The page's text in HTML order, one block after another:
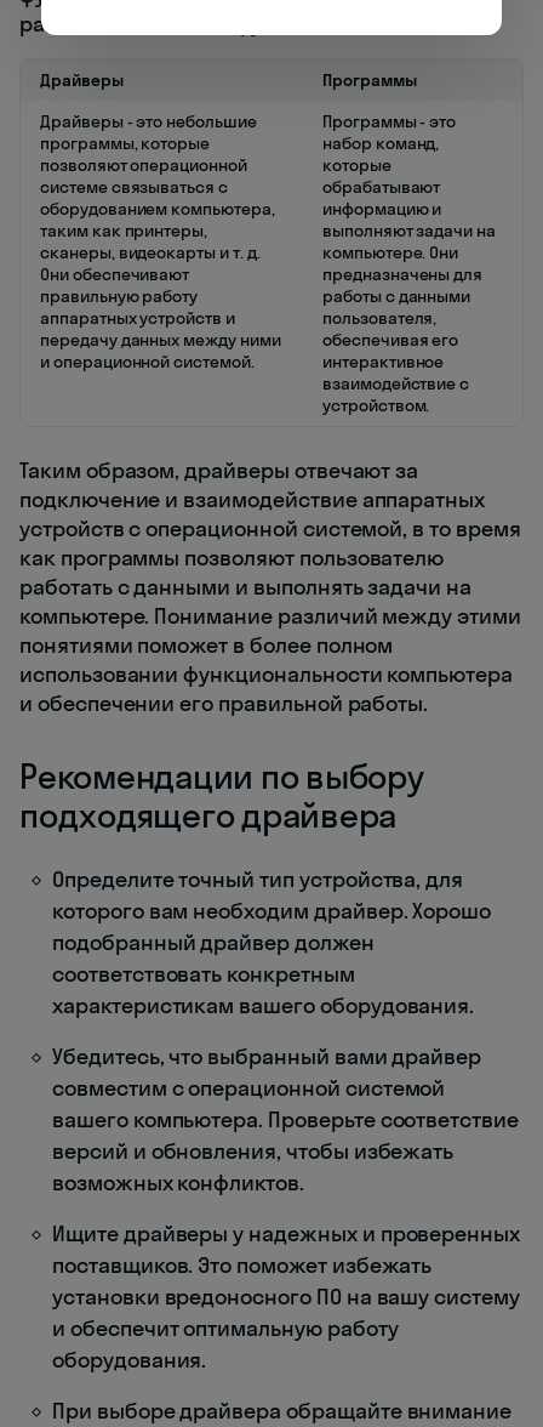
различные задачи и функции.
Драйверы
Программы
Драйверы - это небольшие
программы, которые
позволяют операционной
системе связываться с
оборудованием компьютера,
таким как принтеры,
сканеры, видеокарты и т. д.
Они обеспечивают
правильную работу
аппаратных устройств и
передачу данных между ними
и операционной системой.
Программы - это
набор команд,
которые
обрабатывают
информацию и
выполняют задачи на
компьютере. Они
предназначены для
работы с данными
пользователя,
обеспечивая его
интерактивное
взаимодействие с
устройством.
Таким образом, драйверы отвечают за
подключение и взаимодействие аппаратных
устройств с операционной системой, в то время
как программы позволяют пользователю
работать с данными и выполнять задачи на
компьютере. Понимание различий между этими
понятиями поможет в более полном
использовании функциональности компьютера
и обеспечении его правильной работы.
Рекомендации по выбору
подходящего драйвера
Определите точный тип устройства, для
которого вам необходим драйвер. Хорошо
подобранный драйвер должен
соответствовать конкретным
характеристикам вашего оборудования.
Убедитесь, что выбранный вами драйвер
совместим с операционной системой
вашего компьютера. Проверьте соответствие
версий и обновления, чтобы избежать
возможных конфликтов.
Ищите драйверы у надежных и проверенных
поставщиков. Это поможет избежать
установки вредоносного ПО на вашу систему
и обеспечит оптимальную работу
оборудования.
При выборе драйвера обращайте внимание